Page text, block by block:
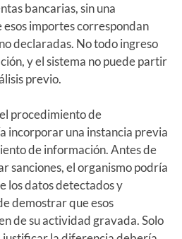
bancarias, sin una
importes correspondan
declaradas. No todo ingreso
y el sistema no puede partir
previo.
procedimiento de
incorporar una instancia previa
de información. Antes de
sanciones, el organismo podría
los datos detectados y
demostrar que esos
de su actividad gravada. Solo